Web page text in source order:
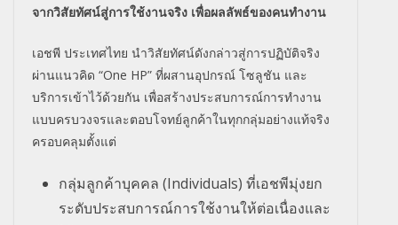
จากวิสัยทัศน์สู่การใช้งานจริง เพื่อผลลัพธ์ของคนทำงาน
เอชพี ประเทศไทย นำวิสัยทัศน์ดังกล่าวสู่การปฏิบัติจริง
ผ่านแนวคิด “One HP” ที่ผสานอุปกรณ์ โซลูชัน และ
บริการเข้าไว้ด้วยกัน เพื่อสร้างประสบการณ์การทำงาน
แบบครบวงจรและตอบโจทย์ลูกค้าในทุกกลุ่มอย่างแท้จริง
ครอบคลุมตั้งแต่
กลุ่มลูกค้าบุคคล (Individuals) ที่เอชพีมุ่งยก
ระดับประสบการณ์การใช้งานให้ต่อเนื่องและ